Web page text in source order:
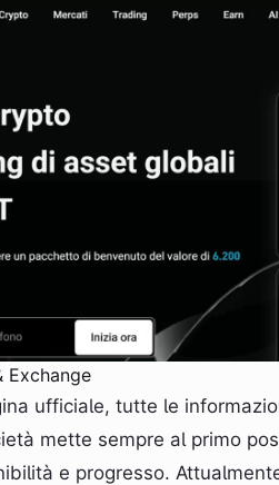
Exchange
ufficiale, tutte le
mette sempre al primo
e progresso.